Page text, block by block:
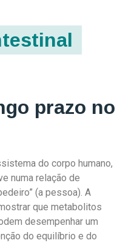
prazo no
do corpo humano,
numa relação de
(a pessoa). A
que metabolitos
desempenhar um
do equilíbrio e do